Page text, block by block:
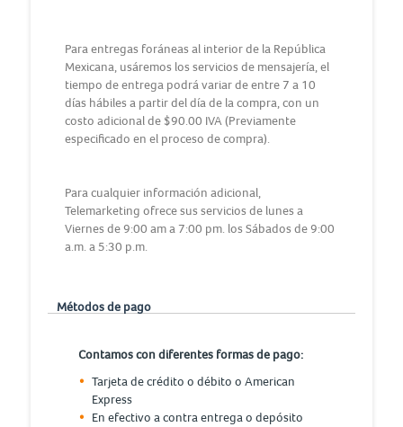
Para entregas foráneas al interior de la República
Mexicana, usáremos los servicios de mensajería, el
tiempo de entrega podrá variar de entre 7 a 10
días hábiles a partir del día de la compra, con un
costo adicional de $90.00 IVA (Previamente
especificado en el proceso de compra).
Para cualquier información adicional,
Telemarketing ofrece sus servicios de lunes a
Viernes de 9:00 am a 7:00 pm. los Sábados de 9:00
a.m. a 5:30 p.m.
Métodos de pago
Contamos con diferentes formas de pago:
Tarjeta de crédito o débito o American
Express
En efectivo a contra entrega o depósito